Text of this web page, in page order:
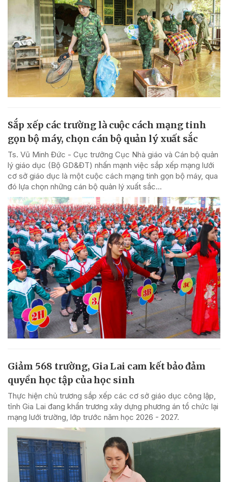
Sắp xếp các trường là cuộc cách mạng tinh
gọn bộ máy, chọn cán bộ quản lý xuất sắc
Ts. Vũ Minh Đức - Cục trưởng Cục Nhà giáo và Cán bộ quản
lý giáo dục (Bộ GD&ĐT) nhấn mạnh việc sắp xếp mạng lưới
cơ sở giáo dục là một cuộc cách mạng tinh gọn bộ máy, qua
đó lựa chọn những cán bộ quản lý xuất sắc...
Giảm 568 trường, Gia Lai cam kết bảo đảm
quyền học tập của học sinh
Thực hiện chủ trương sắp xếp các cơ sở giáo dục công lập,
tỉnh Gia Lai đang khẩn trương xây dựng phương án tổ chức lại
mạng lưới trường, lớp trước năm học 2026 - 2027.